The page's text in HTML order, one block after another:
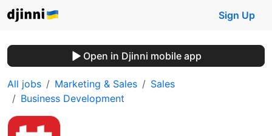
Sign Up
Open in Djinni mobile app
All jobs Marketing & Sales
Sales
Business Development